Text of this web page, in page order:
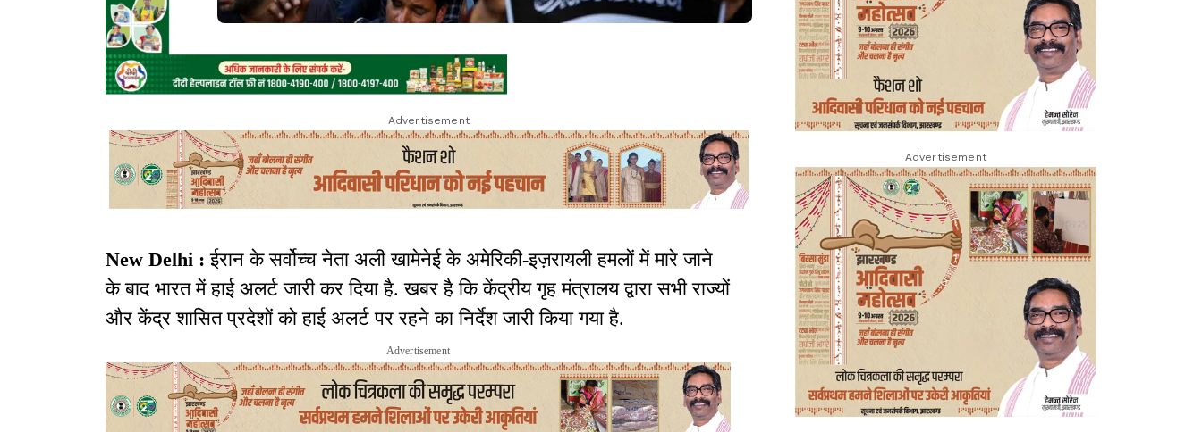
Advertisement
New Delhi :ईरान के सर्वोच्च नेता अली खामेनेई के अमेरिकी-इज़रायली हमलों में मारे जाने
के बाद भारत में हाई अलर्ट जारी कर दिया है. खबर है कि केंद्रीय गृह मंत्रालय द्वारा सभी राज्यों
और केंद्र शासित प्रदेशों को हाई अलर्ट पर रहने का निर्देश जारी किया गया है.
Advertisement
Advertisement